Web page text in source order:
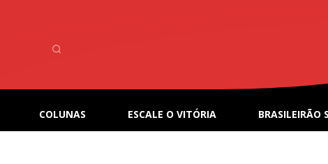
COLUNAS ESCALE O VITÓRIA BRASILEIRÃO